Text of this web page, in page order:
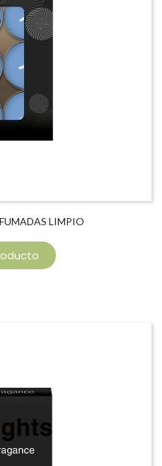
LIMPIO